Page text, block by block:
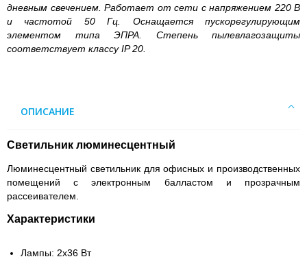
дневным свечением. Работает от сети с напряжением 220 В
и частотой 50 Гц. Оснащается пускорегулирующим
элементом типа ЭПРА. Степень пылевлагозащиты
соответствует классу IP 20.
ОПИСАНИЕ
Светильник люминесцентный
Люминесцентный светильник для офисных и производственных
помещений с электронным балластом и прозрачным
рассеивателем.
Характеристики
Лампы: 2х36 Вт